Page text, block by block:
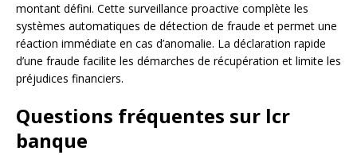
montant défini. Cette surveillance proactive complète les
systèmes automatiques de détection de fraude et permet une
réaction immédiate en cas d’anomalie. La déclaration rapide
d’une fraude facilite les démarches de récupération et limite les
préjudices financiers.
Questions fréquentes sur lcr
banque